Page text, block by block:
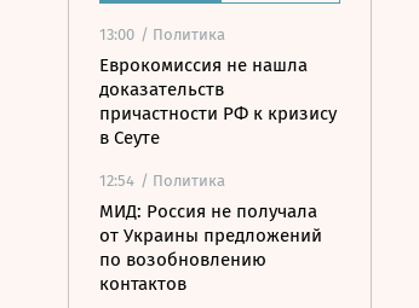
13:00 / Политика
Еврокомиссия не нашла
доказательств
причастности РФ к кризису
в Сеуте
12:54 / Политика
МИД: Россия не получала
от Украины предложений
по возобновлению
контактов